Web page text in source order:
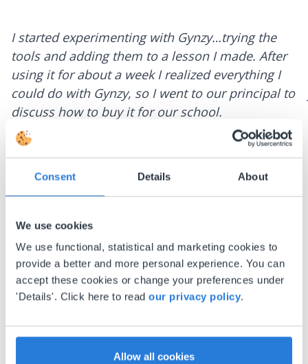
Consent Details About
We use cookies
We use functional, statistical and marketing cookies to
provide a better and more personal experience. You can
accept these cookies or change your preferences under
'Details'. Click here to read our privacy policy.
Allow all cookies
I started experimenting with Gynzy…trying the
tools and adding them to a lesson I made. After
using it for about a week I realized everything I
could do with Gynzy, so I went to our principal to
discuss how to buy it for our school.
Gary Lessard
Snow Creek Elementary, North Carolina
Discover more!